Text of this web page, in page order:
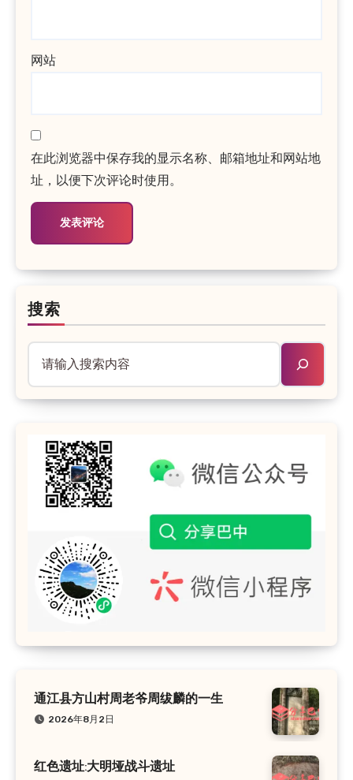
网站
在此浏览器中保存我的显示名称、邮箱地址和网站地
址，以便下次评论时使用。
搜索
通江县方山村周老爷周绂麟的一生
2026年8月2日
红色遗址:大明垭战斗遗址